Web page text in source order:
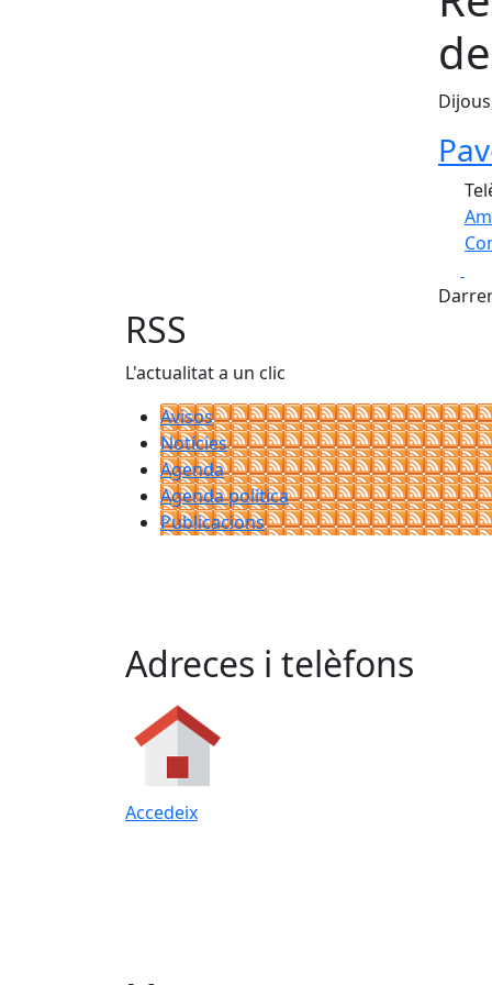
+
RSS
L'actualitat a un clic
Avisos
Notícies
Agenda
Agenda política
Publicacions
Adreces i telèfons
Accedeix